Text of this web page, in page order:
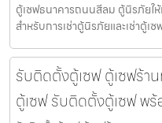
ตู้เซฟธนาคารถนนสีลม ตู้นิรภัยให้
สำหรับการเช่าตู้นิรภัยและเช่าตู้
รับติดตั้งตู้เซฟ ตู้เซฟร้า
ตู้เซฟ รับติดตั้งตู้เซฟ พ